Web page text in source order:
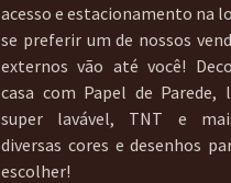
acesso e estacionamento na
se preferir um de nossos
externos vão até você!
casa com Papel de Parede,
super lavável, TNT e
diversas cores e desenhos
escolher!